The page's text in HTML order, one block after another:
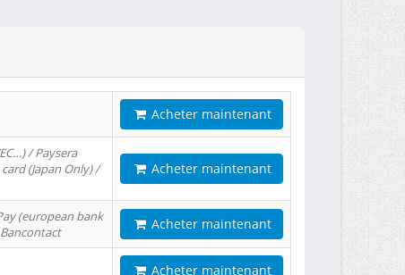
Acheter maintenant
/ Paysera
(Japan Only) /
Acheter maintenant
(european bank
Acheter maintenant
Acheter maintenant